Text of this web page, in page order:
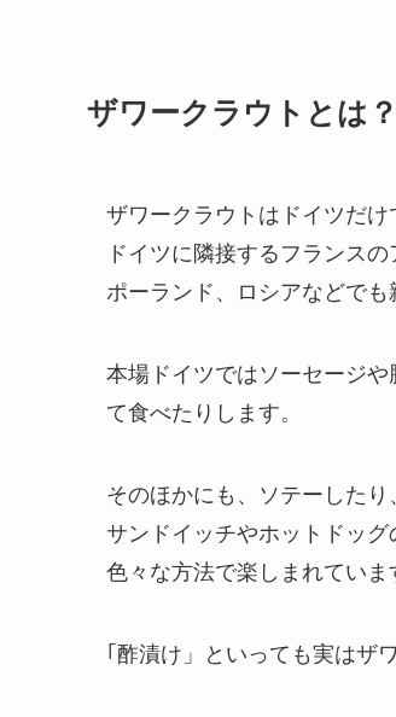
ザワークラウトとは？
ザワークラウトはドイツだけ
ドイツに隣接するフランス
ポーランド、ロシアなどでも
本場ドイツではソーセージ
て食べたりします。
そのほかにも、ソテーしたり
サンドイッチやホットドッグ
色々な方法で楽しまれていま
｢酢漬け」といっても実はザ